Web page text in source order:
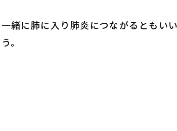
緒に肺に入り肺炎につながるともい
。